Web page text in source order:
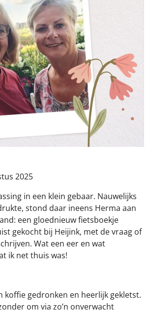
2025
in een klein gebaar. Nauwelijks
stond daar ineens Herma aan
een gloednieuw fietsboekje
gekocht bij Heijink, met de vraag of
Wat een eer en wat
ik net thuis was!
koffie gedronken en heerlijk gekletst.
om via zo’n onverwacht